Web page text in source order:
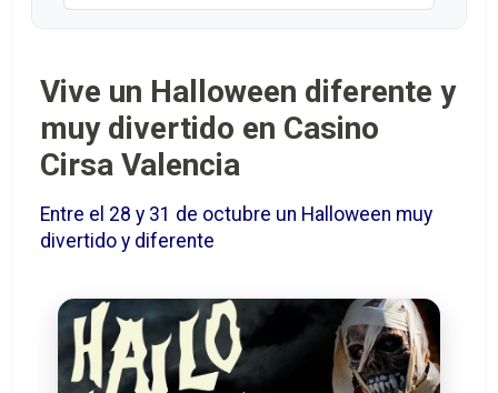
Vive un Halloween diferente y
muy divertido en Casino
Cirsa Valencia
Entre el 28 y 31 de octubre un Halloween muy
divertido y diferente